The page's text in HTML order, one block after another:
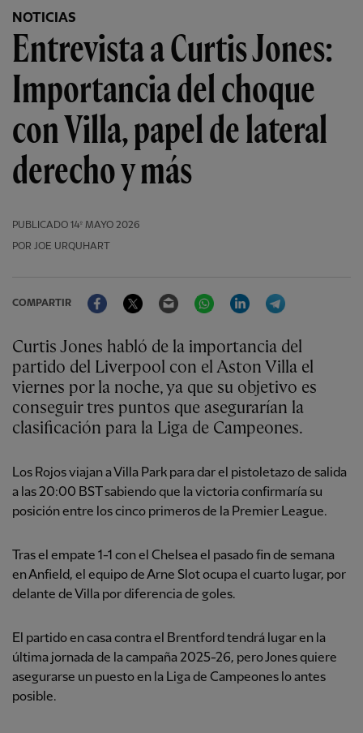
NOTICIAS
Entrevista a Curtis Jones:
Importancia del choque
con Villa, papel de lateral
derecho y más
PUBLICADO 14º MAYO 2026
POR JOE URQUHART
COMPARTIR
FacebookTwitter Email WhatsAppLinkedIn
Curtis Jones habló de la importancia del
partido del Liverpool con el Aston Villa el
viernes por la noche, ya que su objetivo es
conseguir tres puntos que asegurarían la
clasificación para la Liga de Campeones.
Los Rojos viajan a Villa Park para dar el pistoletazo de salida
a las 20:00 BST sabiendo que la victoria confirmaría su
posición entre los cinco primeros de la Premier League.
Tras el empate 1-1 con el Chelsea el pasado fin de semana
en Anfield, el equipo de Arne Slot ocupa el cuarto lugar, por
delante de Villa por diferencia de goles.
El partido en casa contra el Brentford tendrá lugar en la
última jornada de la campaña 2025-26, pero Jones quiere
asegurarse un puesto en la Liga de Campeones lo antes
posible.